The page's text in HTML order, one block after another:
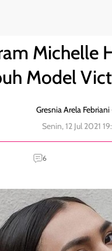
Michelle
Model
Gresnia Arela
Senin, 12 Jul 2021
6